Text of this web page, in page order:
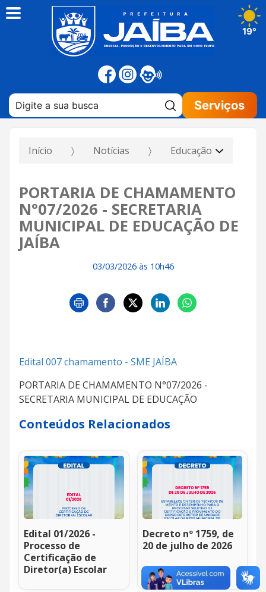
Pesquisar:
Serviços
19°
Início Notícias Educação
PORTARIA DE CHAMAMENTO
N°07/2026 - SECRETARIA
MUNICIPAL DE EDUCAÇÃO DE
JAÍBA
03/03/2026 às 10h46
Edital 007 chamamento - SME JAÍBA
PORTARIA DE CHAMAMENTO N°07/2026 -
SECRETARIA MUNICIPAL DE EDUCAÇÃO
Conteúdos Relacionados
Edital 01/2026 -
Processo de
Certificação de
Diretor(a) Escolar
Decreto nº 1759, de
20 de julho de 2026